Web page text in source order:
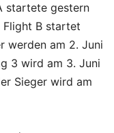
startete gestern
Flight B startet
werden am 2. Juni
3 wird am 3. Juni
Sieger wird am